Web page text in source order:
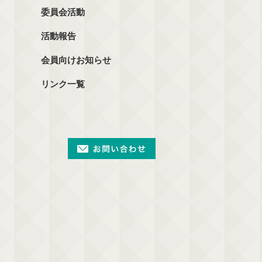
委員会活動
活動報告
会員向けお知らせ
リンク一覧